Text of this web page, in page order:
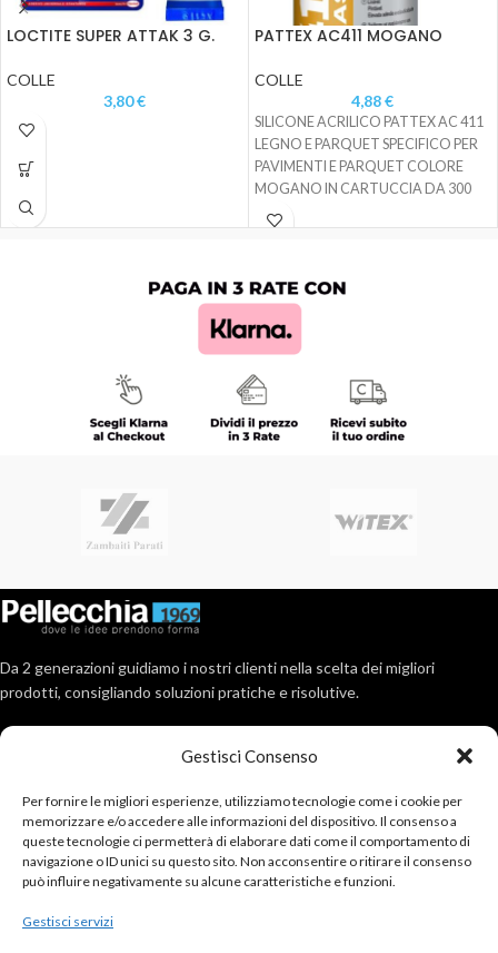
Gestisci Consenso
Per fornire le migliori esperienze, utilizziamo tecnologie come i cookie per
memorizzare e/o accedere alle informazioni del dispositivo. Il consenso a
queste tecnologie ci permetterà di elaborare dati come il comportamento di
navigazione o ID unici su questo sito. Non acconsentire o ritirare il consenso
può influire negativamente su alcune caratteristiche e funzioni.
Gestisci servizi
LOCTITE SUPER ATTAK 3 G.
COLLE
3,80€
PATTEX AC411 MOGANO
COLLE
4,88€
SILICONE ACRILICO PATTEX AC 411
LEGNO E PARQUET SPECIFICO PER
PAVIMENTI E PARQUET COLORE
MOGANO IN CARTUCCIA DA 300
ML
Da 2 generazioni guidiamo i nostri clienti nella scelta dei migliori
prodotti, consigliando soluzioni pratiche e risolutive.
ULTIMI POSTS
ACCOUNT